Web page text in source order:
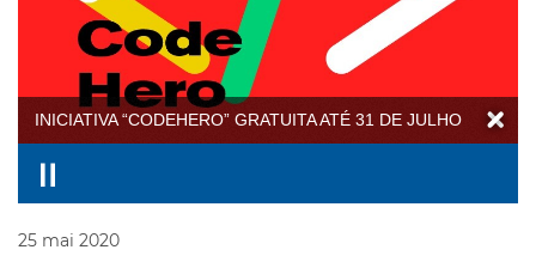
INICIATIVA “CODEHERO” GRATUITA ATÉ 31 DE JULHO
25 mai 2020